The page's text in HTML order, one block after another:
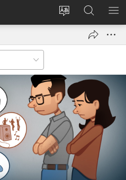
సైట్
మార్చండి
లాగిన్
(కొత్త
ఓపెన్‌
JW.ORGలో
వెదకండి